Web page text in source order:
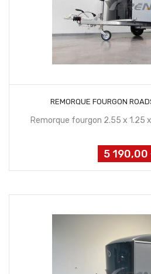
REMORQUE FOURGON
Remorque fourgon 2.55 x 1.25
Prix
5 190,00